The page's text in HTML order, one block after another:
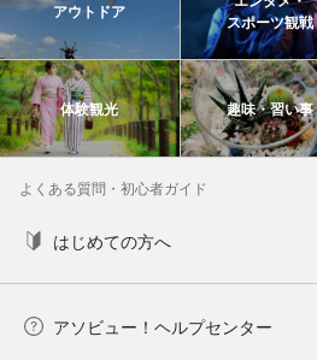
アウトドア
スポーツ観戦
体験観光 趣味・習い事
よくある質問・初心者ガイド
はじめての方へ
アソビュー！ヘルプセンター